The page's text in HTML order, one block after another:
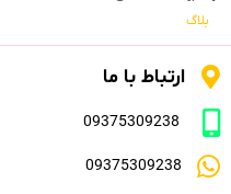
بلاگ
ارتباط با ما
09375309238
09375309238